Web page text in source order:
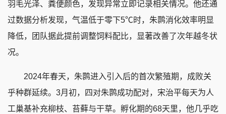
羽毛光泽、粪便颜色，发现异常立即记录相关情况。他还通
过数据分析发现，气温低于零下5℃时，朱鹮消化效率明显
降低，团队据此提前调整饲料配比，显著改善了次年越冬状
况。
2024年春天，朱鹮进入引入后的首次繁殖期，成败关
乎种群延续。3月初，四对朱鹮成功配对，宋治平每天为人
工巢基补充柳枝、苔藓与干草。孵化期的68天里，他几乎吃